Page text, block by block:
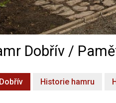
Dobřív /
Historie hamru